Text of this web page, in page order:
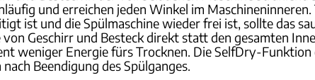
und erreichen jeden Winkel im
ist und die Spülmaschine wieder frei ist, sollte das
Geschirr und Besteck direkt statt den gesamten
weniger Energie fürs Trocknen. Die SelfDry-
Beendigung des Spülganges.